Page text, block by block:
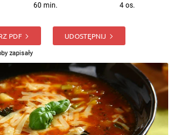
60 min. 4 os.
PDF
zapisały
UDOSTĘPNIJ